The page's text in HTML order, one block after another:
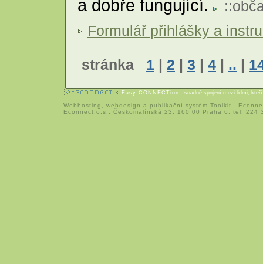
a dobře fungující.
::
Formulář přihlášky a
stránka 1 | 2 | 3 | 4 | .. |
Easy CONNECTion - snadné spojení mezi lidmi,
Webhosting webdesign a publikační systém Toolkit -
Econnect,o.s.; Českomalínská 23; 160 00 Praha 6; tel: 224